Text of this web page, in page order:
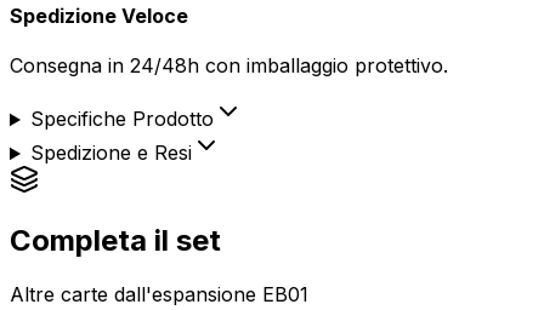
Spedizione Veloce
Consegna in 24/48h con imballaggio protettivo.
Specifiche Prodotto
Spedizione e Resi
Completa il set
Altre carte dall'espansione EB01